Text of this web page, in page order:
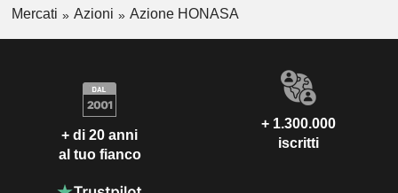
Mercati Azioni Azione HONASA
+ di 20 anni
al tuo fianco
+ 1.300.000
iscritti